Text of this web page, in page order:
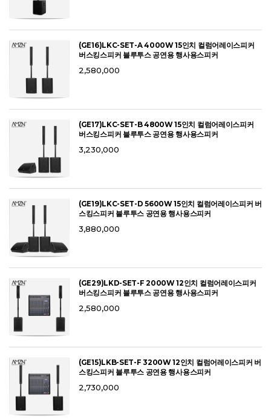
(GE16)LKC-SET-A 4000W 15인치 컬럼어레이스피커
버스킹스피커 블루투스 공연용 행사용스피커
2,580,000
(GE17)LKC-SET-B 4800W 15인치 컬럼어레이스피커
버스킹스피커 블루투스 공연용 행사용스피커
3,230,000
(GE19)LKC-SET-D 5600W 15인치 컬럼어레이스피커 버
스킹스피커 블루투스 공연용 행사용스피커
3,880,000
(GE29)LKD-SET-F 2000W 12인치 컬럼어레이스피커
버스킹스피커 블루투스 공연용 행사용스피커
2,580,000
(GE15)LKB-SET-F 3200W 12인치 컬럼어레이스피커 버
스킹스피커 블루투스 공연용 행사용스피커
2,730,000